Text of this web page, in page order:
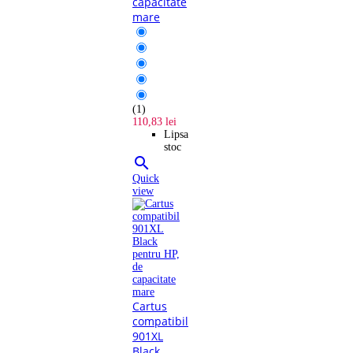
mare
(1)
110,83 lei
Lipsa
stoc

Quick
view
Cartus
compatibil
901XL